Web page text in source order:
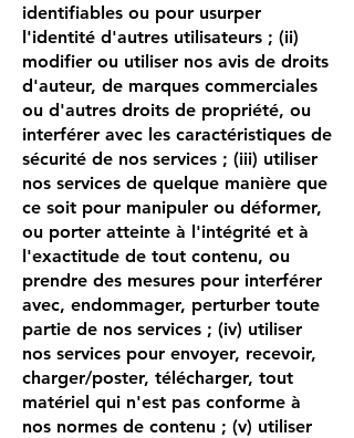
identifiables ou pour usurper
l'identité d'autres utilisateurs ; (ii)
modifier ou utiliser nos avis de droits
d'auteur, de marques commerciales
ou d'autres droits de propriété, ou
interférer avec les caractéristiques de
sécurité de nos services ; (iii) utiliser
nos services de quelque manière que
ce soit pour manipuler ou déformer,
ou porter atteinte à l'intégrité et à
l'exactitude de tout contenu, ou
prendre des mesures pour interférer
avec, endommager, perturber toute
partie de nos services ; (iv) utiliser
nos services pour envoyer, recevoir,
charger/poster, télécharger, tout
matériel qui n'est pas conforme à
nos normes de contenu ; (v) utiliser